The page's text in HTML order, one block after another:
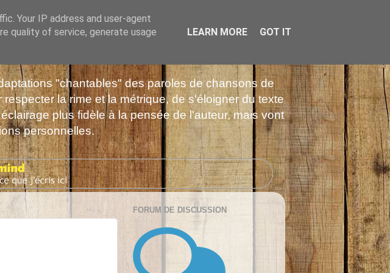
"chantables" des paroles de chansons de
la rime et la métrique, de s'éloigner du texte
plus fidèle à la pensée de l'auteur, mais vont
personnelles.
FORUM DE DISCUSSION
Your IP address and user-agent
quality of service, generate usage
LEARN MORE GOT IT